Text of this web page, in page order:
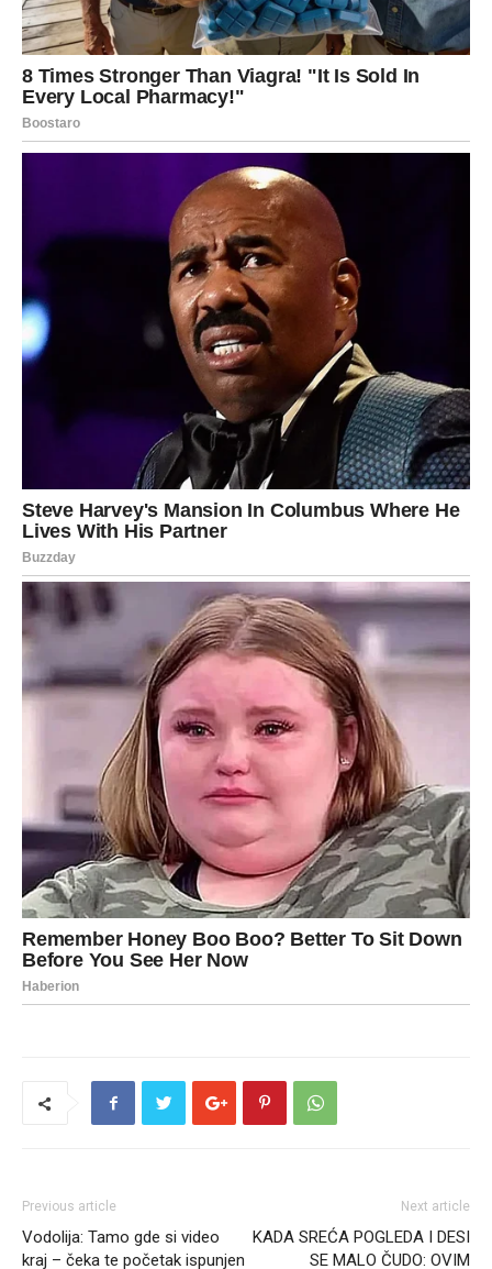
Previous article
Vodolija: Tamo gde si video
kraj – čeka te početak ispunjen
Next article
KADA SREĆA POGLEDA I DESI
SE MALO ČUDO: OVIM